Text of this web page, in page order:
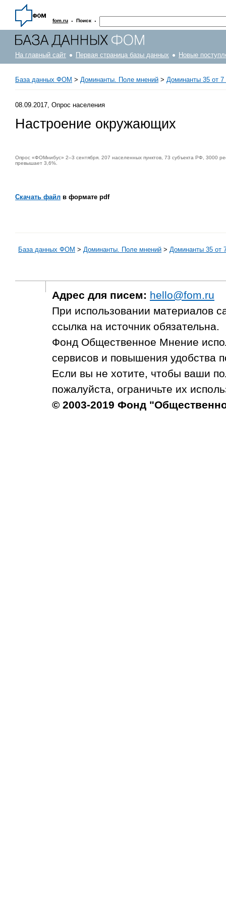
fom.ru · Поиск ·
На главный сайт Первая страница базы данных Новые
База данных ФОМ > Доминанты. Поле мнений > Доминанты 35 от 7
08.09.2017, Опрос населения
Настроение окружающих
Опрос «ФОМнибус» 2–3 сентября. 207 населенных пунктов, 73 субъекта РФ, 3000
превышает 3,6%.
Скачать файл в формате pdf
База данных ФОМ > Доминанты. Поле мнений > Доминанты 35 от
Адрес для писем: hello@fom.ru
При использовании материалов
ссылка на источник обязательна.
Фонд Общественное Мнение
сервисов и повышения удобства
Если вы не хотите, чтобы ваши
пожалуйста, ограничьте их
© 2003-2019 Фонд